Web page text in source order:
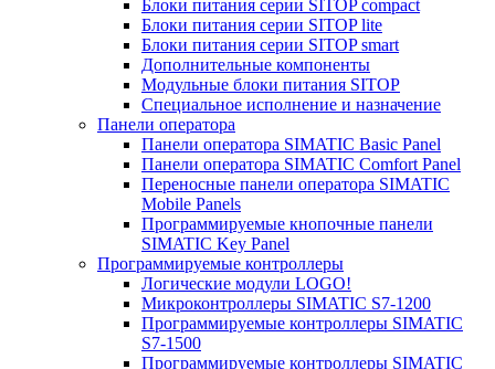
Блоки питания серии SITOP compact
Блоки питания серии SITOP lite
Блоки питания серии SITOP smart
Дополнительные компоненты
Модульные блоки питания SITOP
Специальное исполнение и назначение
Панели оператора
Панели оператора SIMATIC Basic Panel
Панели оператора SIMATIC Comfort Panel
Переносные панели оператора SIMATIC
Mobile Panels
Программируемые кнопочные панели
SIMATIC Key Panel
Программируемые контроллеры
Логические модули LOGO!
Микроконтроллеры SIMATIC S7-1200
Программируемые контроллеры SIMATIC
S7-1500
Программируемые контроллеры SIMATIC